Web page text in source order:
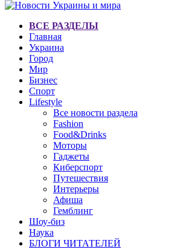
ВСЕ РАЗДЕЛЫ
Главная
Украина
Город
Мир
Бизнес
Спорт
Lifestyle
Все новости раздела
Fashion
Food&Drinks
Моторы
Гаджеты
Киберспорт
Путешествия
Интерьеры
Афиша
Гемблинг
Шоу-биз
Наука
БЛОГИ ЧИТАТЕЛЕЙ